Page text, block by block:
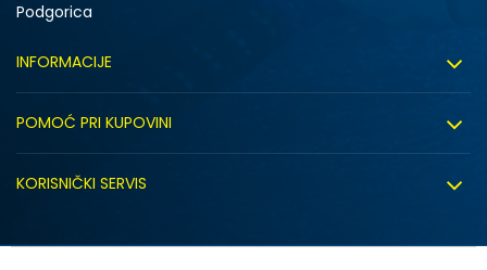
Podgorica
INFORMACIJE
Zapošljavanje
Sindikalna prodaja
POMOĆ PRI KUPOVINI
Kako kupiti
KORISNIČKI SERVIS